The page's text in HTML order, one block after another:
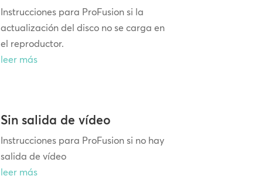
Instrucciones para ProFusion si la
actualización del disco no se carga en
el reproductor.
leer más
Sin salida de vídeo
Instrucciones para ProFusion si no hay
salida de vídeo
leer más